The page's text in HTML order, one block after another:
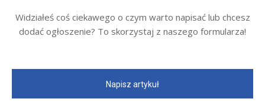
Widziałeś coś ciekawego o czym warto napisać lub chcesz
dodać ogłoszenie? To skorzystaj z naszego formularza!
Napisz artykuł